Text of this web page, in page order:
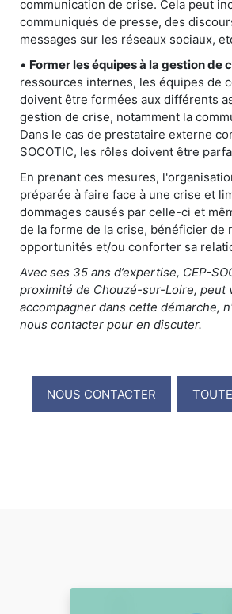
communication de crise. Cela peut
communiqués de presse, des
messages sur les réseaux sociaux,
• Former les équipes à la gestion de
ressources internes, les équipes de
doivent être formées aux différents
gestion de crise, notamment la
Dans le cas de prestataire externe
SOCOTIC, les rôles doivent être
En prenant ces mesures,
préparée à faire face à une crise et
dommages causés par celle-ci et
de la forme de la crise, bénéficier de
opportunités et/ou conforter sa
Avec ses 35 ans d’expertise, CEP-
proximité de Chouzé-sur-Loire, peut
accompagner dans cette démarche,
nous contacter pour en discuter.
NOUS CONTACTER